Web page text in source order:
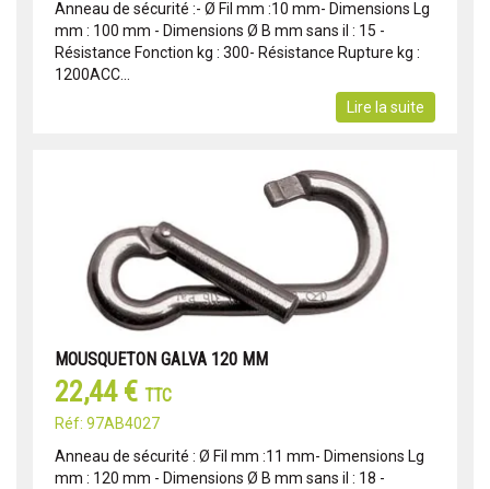
Anneau de sécurité :- Ø Fil mm :10 mm- Dimensions Lg
mm : 100 mm - Dimensions Ø B mm sans il : 15 -
Résistance Fonction kg : 300- Résistance Rupture kg :
1200ACC...
Lire la suite
MOUSQUETON GALVA 120 MM
22,44 € TTC
Réf: 97AB4027
Anneau de sécurité : Ø Fil mm :11 mm- Dimensions Lg
mm : 120 mm - Dimensions Ø B mm sans il : 18 -